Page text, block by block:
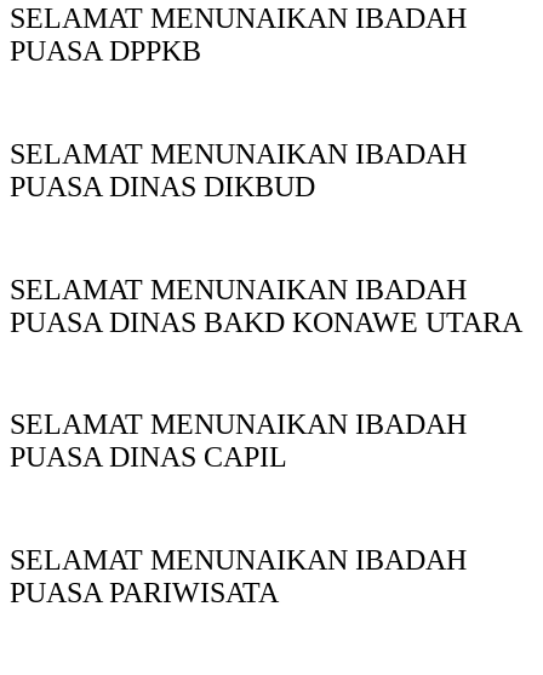
SELAMAT MENUNAIKAN IBADAH
PUASA DPPKB
SELAMAT MENUNAIKAN IBADAH
PUASA DINAS DIKBUD
SELAMAT MENUNAIKAN IBADAH
PUASA DINAS BAKD KONAWE UTARA
SELAMAT MENUNAIKAN IBADAH
PUASA DINAS CAPIL
SELAMAT MENUNAIKAN IBADAH
PUASA PARIWISATA